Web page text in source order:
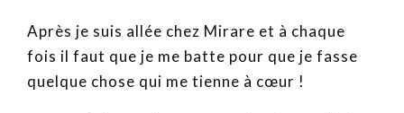
Après je suis allée chez Mirare et à chaque
fois il faut que je me batte pour que je fasse
quelque chose qui me tienne à cœur !